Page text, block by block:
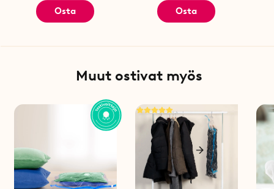
Osta Osta
Muut ostivat myös